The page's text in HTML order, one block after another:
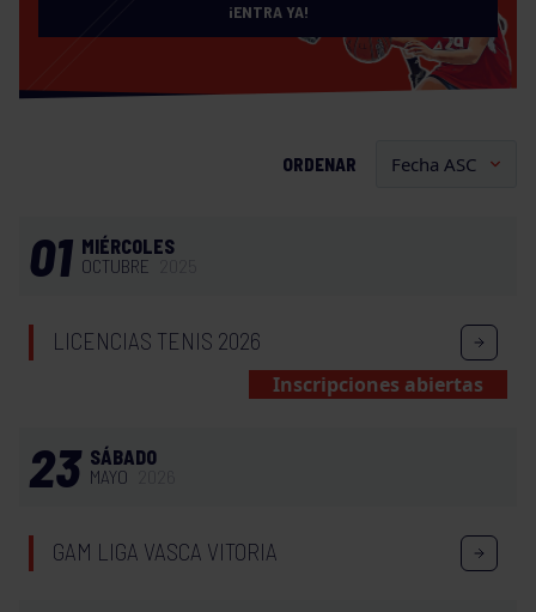
¡ENTRA YA!
ORDENAR
01 MIÉRCOLES
OCTUBRE
LICENCIAS TENIS 2026
Inscripciones abiertas
23 SÁBADO
MAYO
GAM LIGA VASCA VITORIA